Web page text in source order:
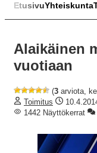
EtusivuYhteiskunta
Alaikäinen
vuotiaan
(3 arviota,
Toimitus
1442 Näyttökerrat